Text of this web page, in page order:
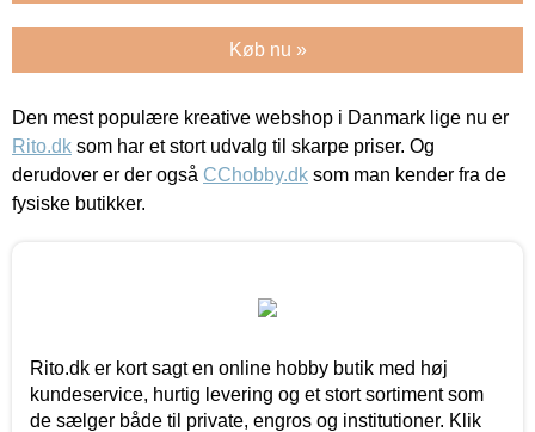
Køb nu »
Den mest populære kreative webshop i Danmark lige nu er
Rito.dk som har et stort udvalg til skarpe priser. Og
derudover er der også CChobby.dk som man kender fra de
fysiske butikker.
Rito.dk er kort sagt en online hobby butik med høj
kundeservice, hurtig levering og et stort sortiment som
de sælger både til private, engros og institutioner. Klik